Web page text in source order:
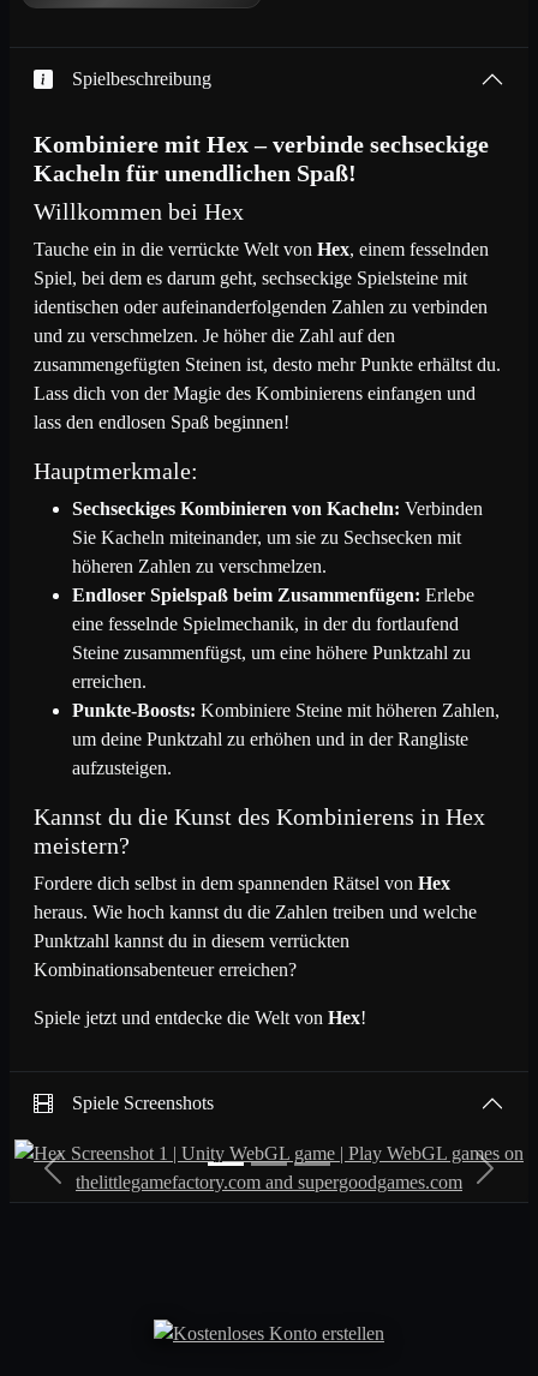
Spielbeschreibung
Kombiniere mit Hex – verbinde sechseckige
Kacheln für unendlichen Spaß!
Willkommen bei Hex
Tauche ein in die verrückte Welt von Hex, einem fesselnden
Spiel, bei dem es darum geht, sechseckige Spielsteine mit
identischen oder aufeinanderfolgenden Zahlen zu verbinden
und zu verschmelzen. Je höher die Zahl auf den
zusammengefügten Steinen ist, desto mehr Punkte erhältst du.
Lass dich von der Magie des Kombinierens einfangen und
lass den endlosen Spaß beginnen!
Hauptmerkmale:
Sechseckiges Kombinieren von Kacheln: Verbinden
Sie Kacheln miteinander, um sie zu Sechsecken mit
höheren Zahlen zu verschmelzen.
Endloser Spielspaß beim Zusammenfügen: Erlebe
eine fesselnde Spielmechanik, in der du fortlaufend
Steine zusammenfügst, um eine höhere Punktzahl zu
erreichen.
Punkte-Boosts: Kombiniere Steine mit höheren Zahlen,
um deine Punktzahl zu erhöhen und in der Rangliste
aufzusteigen.
Kannst du die Kunst des Kombinierens in Hex
meistern?
Fordere dich selbst in dem spannenden Rätsel von Hex
heraus. Wie hoch kannst du die Zahlen treiben und welche
Punktzahl kannst du in diesem verrückten
Kombinationsabenteuer erreichen?
Spiele jetzt und entdecke die Welt von Hex!
Spiele Screenshots
Previous Next